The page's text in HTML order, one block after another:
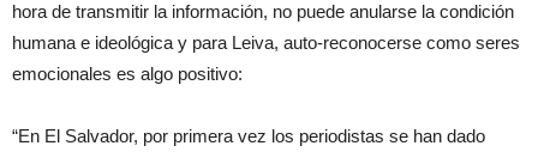
hora de transmitir la información, no puede anularse la condición
humana e ideológica y para Leiva, auto-reconocerse como seres
emocionales es algo positivo:
“En El Salvador, por primera vez los periodistas se han dado